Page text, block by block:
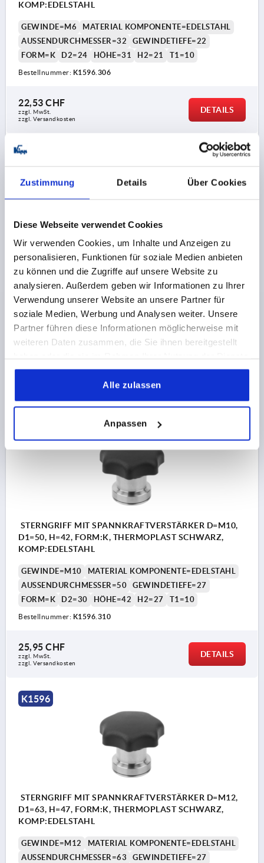
Zustimmung Details Über Cookies
Diese Webseite verwendet Cookies
Wir verwenden Cookies, um Inhalte und Anzeigen zu
personalisieren, Funktionen für soziale Medien anbieten
zu können und die Zugriffe auf unsere Website zu
analysieren. Außerdem geben wir Informationen zu Ihrer
Verwendung unserer Website an unsere Partner für
soziale Medien, Werbung und Analysen weiter. Unsere
Partner führen diese Informationen möglicherweise mit
weiteren Daten zusammen, die Sie ihnen bereitgestellt
gesammelt haben.
Alle zulassen
Anpassen
KOMP:EDELSTAHL
GEWINDE=M6
MATERIAL KOMPONENTE=EDELSTAHL
AUSSENDURCHMESSER=32
GEWINDETIEFE=22
FORM=K
D2=24 HÖHE=31 H2=21 T1=10
Bestellnummer: K1596.306
22,53 CHF
zzgl. MwSt.
zzgl. Versandkosten
DETAILS
K1596
STERNGRIFF MIT SPANNKRAFTVERSTÄRKER D=M08,
KOMP:EDELSTAHL
GEWINDE=M8
MATERIAL KOMPONENTE=EDELSTAHL
AUSSENDURCHMESSER=40
GEWINDETIEFE=22
FORM=K
D2=25 HÖHE=35 H2=23 T1=10
Bestellnummer: K1596.308
STERNGRIFF MIT SPANNKRAFTVERSTÄRKER D=M10,
D1=50, H=42, FORM:K, THERMOPLAST SCHWARZ,
KOMP:EDELSTAHL
GEWINDE=M10
MATERIAL KOMPONENTE=EDELSTAHL
AUSSENDURCHMESSER=50
GEWINDETIEFE=27
FORM=K
D2=30 HÖHE=42 H2=27 T1=10
Bestellnummer: K1596.310
25,95 CHF
zzgl. MwSt.
zzgl. Versandkosten
DETAILS
K1596
STERNGRIFF MIT SPANNKRAFTVERSTÄRKER D=M12,
D1=63, H=47, FORM:K, THERMOPLAST SCHWARZ,
KOMP:EDELSTAHL
GEWINDE=M12
MATERIAL KOMPONENTE=EDELSTAHL
AUSSENDURCHMESSER=63
GEWINDETIEFE=27